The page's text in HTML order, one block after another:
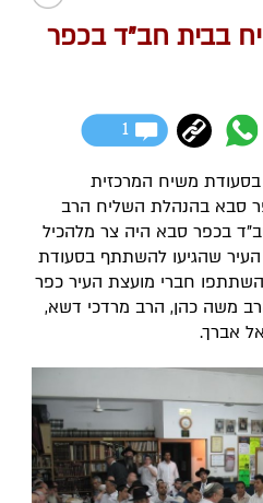
בבית חב"ד בכפר
1
משיח המרכזית
סבא בהנהלת השליח הרב
בכפר סבא היה צר מלהכיל
שהגיעו להשתתף בסעודת
חברי מועצת העיר כפר
משה כהן, הרב מרדכי דשא,
אברך.